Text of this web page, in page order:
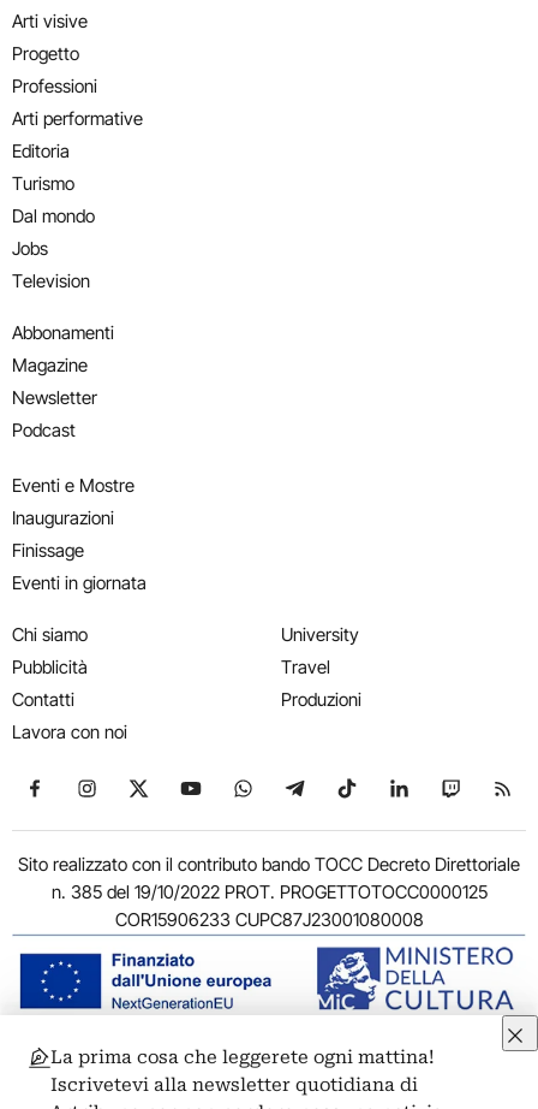
Arti visive
Progetto
Professioni
Arti performative
Editoria
Turismo
Dal mondo
Jobs
Television
Abbonamenti
Magazine
Newsletter
Podcast
Eventi e Mostre
Inaugurazioni
Finissage
Eventi in giornata
Chi siamo
Pubblicità
Contatti
Lavora con noi
University
Travel
Produzioni
Seguici su Facebook
Seguici su Instagram
Seguici su X
Seguici su YouTube
Seguici su WhatsApp
Seguici su Telegram
Seguici su TikTok
Seguici su
Seguici
Sito realizzato con il contributo bando TOCC Decreto Direttoriale
n. 385 del 19/10/2022 PROT. PROGETTOTOCC0000125
COR15906233 CUPC87J23001080008
© 2011-2026 ARTRIBUNE srl – Corso Vittorio Emanuele II, 287 –
00186 Roma - P.I. 11381581005
La prima cosa che leggerete ogni mattina!
Iscrivetevi alla newsletter quotidiana di